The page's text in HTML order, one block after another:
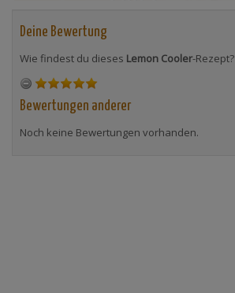
Deine Bewertung
Wie findest du dieses Lemon Cooler-Rezept?
Bewertungen anderer
Noch keine Bewertungen vorhanden.